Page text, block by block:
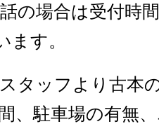
の場合は受付時
ます。
タッフより古本
、駐車場の有無